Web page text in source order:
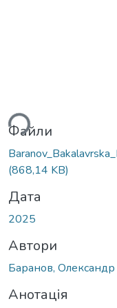
Вантажиться...
Файли
(868,14 KB)
Дата
2025
Автори
Баранов,
Анотація